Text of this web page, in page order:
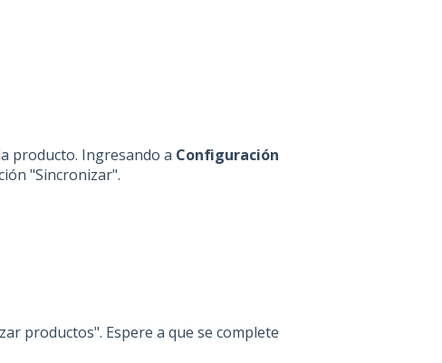
producto. Ingresando a Configuración
"Sincronizar".
productos". Espere a que se complete